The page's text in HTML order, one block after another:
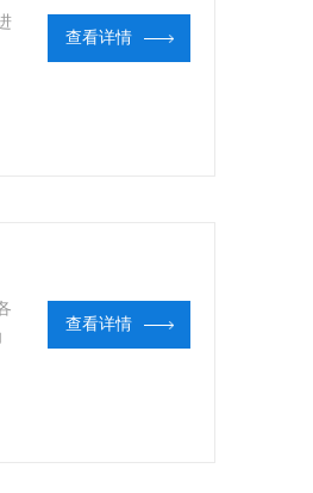
查看详情
查看详情